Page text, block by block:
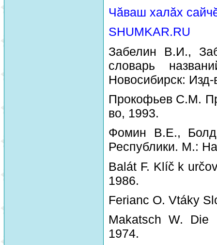
Чăваш халăх
SHUMKAR.RU
Забелин В.И.,
словарь
Новосибирск:
Прокофьев С.М.
во, 1993.
Фомин В.Е., Болд
Республики. М.:
Balát F. Klíč k
1986.
Ferianc O. Vtáky
Makatsch W. Die
1974.